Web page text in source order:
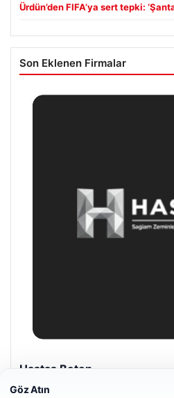
Ürdün’den FIFA’ya sert tepki:
Son Eklenen Firmalar
Enes Kaplan Avukatlık Bürosu
28/04/2026
Göz Atın